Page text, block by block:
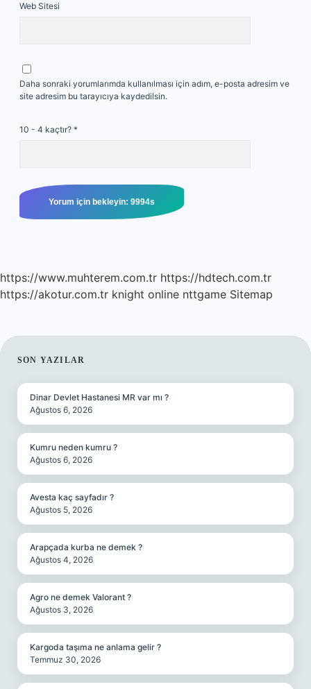
Web Sitesi
Daha sonraki yorumlarımda kullanılması için adım, e-posta adresim ve
site adresim bu tarayıcıya kaydedilsin.
10 - 4 kaçtır? *
https://www.muhterem.com.tr https://hdtech.com.tr
https://akotur.com.tr knight online nttgame Sitemap
SIDEBAR
SON YAZILAR
Dinar Devlet Hastanesi MR var mı ?
Ağustos 6, 2026
Kumru neden kumru ?
Ağustos 6, 2026
Avesta kaç sayfadır ?
Ağustos 5, 2026
Arapçada kurba ne demek ?
Ağustos 4, 2026
Agro ne demek Valorant ?
Ağustos 3, 2026
Kargoda taşıma ne anlama gelir ?
Temmuz 30, 2026